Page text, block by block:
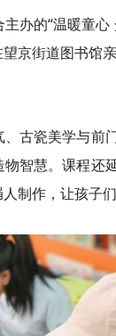
办的“温暖童
京街道图书馆
古瓷美学与前
智慧。课程还
制作，让孩子